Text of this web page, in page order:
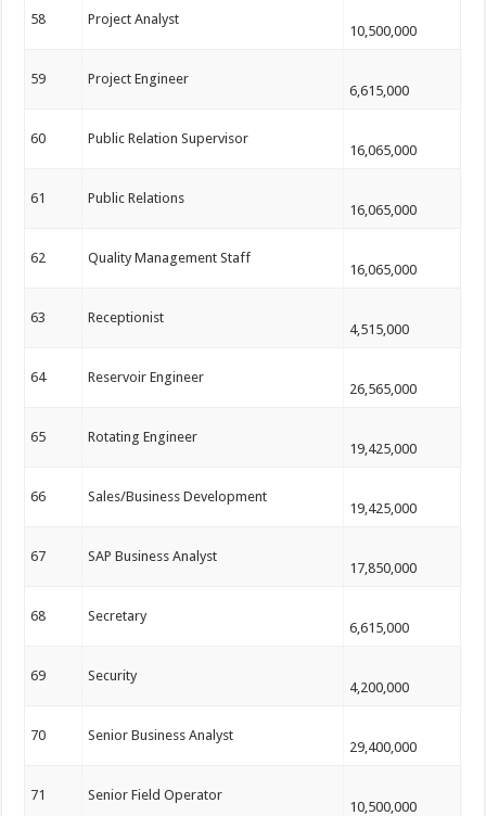
58 Project Analyst
10,500,000
59 Project Engineer
6,615,000
60 Public Relation Supervisor
16,065,000
61 Public Relations
16,065,000
62 Quality Management Staff
16,065,000
63 Receptionist
4,515,000
64 Reservoir Engineer
26,565,000
65 Rotating Engineer
19,425,000
66 Sales/Business Development
19,425,000
67 SAP Business Analyst
17,850,000
68 Secretary
6,615,000
69 Security
4,200,000
70 Senior Business Analyst
29,400,000
71 Senior Field Operator
10,500,000